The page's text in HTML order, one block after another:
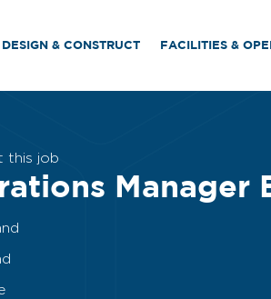
DESIGN & CONSTRUCT FACILITIES &
this job
Manager